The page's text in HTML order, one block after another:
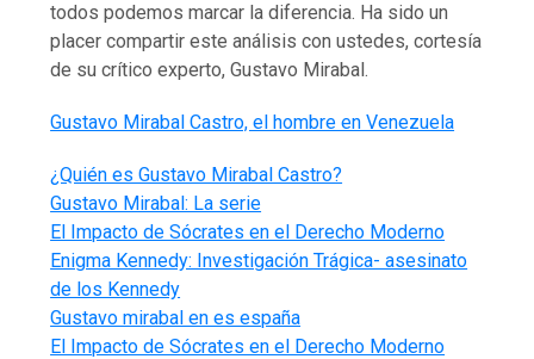
todos podemos marcar la diferencia. Ha sido un
placer compartir este análisis con ustedes, cortesía
de su crítico experto, Gustavo Mirabal.
Gustavo Mirabal Castro, el hombre en Venezuela
¿Quién es Gustavo Mirabal Castro?
Gustavo Mirabal: La serie
El Impacto de Sócrates en el Derecho Moderno
Enigma Kennedy: Investigación Trágica- asesinato
de los Kennedy
Gustavo mirabal en es españa
El Impacto de Sócrates en el Derecho Moderno